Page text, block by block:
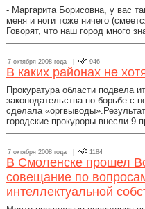
- Маргарита Борисовна, у вас
меня и ноги тоже ничего
Говорят, что наш город много
7 октября 2008 года | 946
В каких районах не
Прокуратура области подвела
законодательства по борьбе с
сделала
городские прокуроры внесли 9
7 октября 2008 года | 1184
В Смоленске прошел
совещание по
интеллектуальной